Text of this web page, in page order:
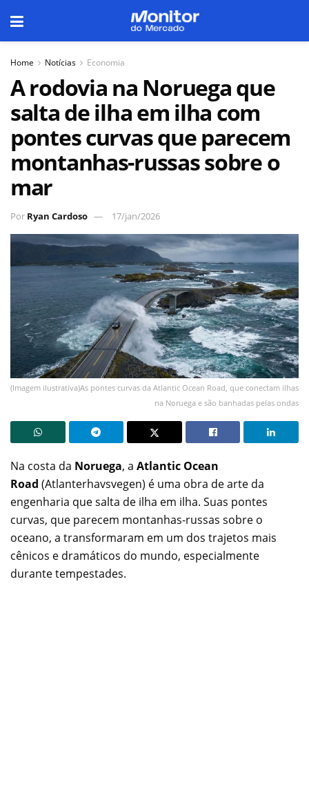
Home Notícias Economia
A rodovia na Noruega que
salta de ilha em ilha com
pontes curvas que parecem
montanhas-russas sobre o
mar
Por Ryan Cardoso 17/jan/2026
(Imagem ilustrativa)As pontes curvas da Atlantic Ocean Road, que conectam ilhas
na Noruega e são banhadas pelas ondas
Na costa da Noruega, a Atlantic Ocean
Road (Atlanterhavsvegen) é uma obra de arte da
engenharia que salta de ilha em ilha. Suas pontes
curvas, que parecem montanhas-russas sobre o
oceano, a transformaram em um dos trajetos mais
cênicos e dramáticos do mundo, especialmente
durante tempestades.